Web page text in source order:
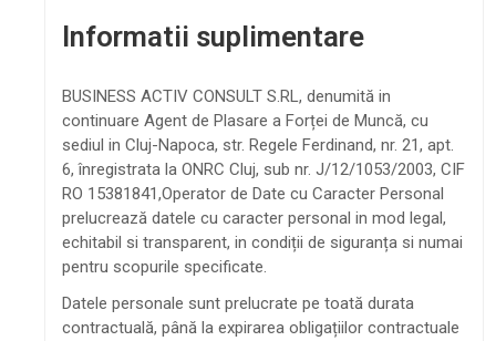
Informatii suplimentare
BUSINESS ACTIV CONSULT S.RL, denumită in
continuare Agent de Plasare a Forței de Muncă, cu
sediul in Cluj-Napoca, str. Regele Ferdinand, nr. 21, apt.
6, înregistrata la ONRC Cluj, sub nr. J/12/1053/2003, CIF
RO 15381841,Operator de Date cu Caracter Personal
prelucrează datele cu caracter personal in mod legal,
echitabil si transparent, in condiții de siguranța si numai
pentru scopurile specificate.
Datele personale sunt prelucrate pe toată durata
contractuală, până la expirarea obligațiilor contractuale